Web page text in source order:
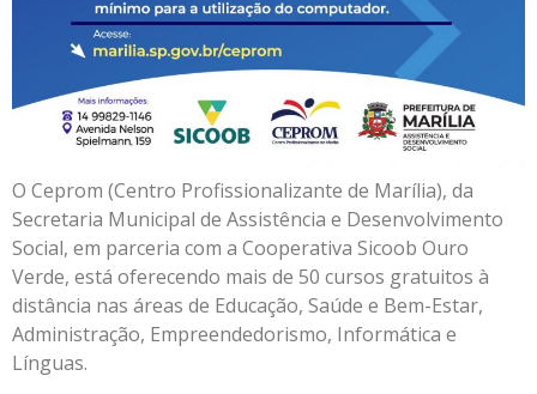
O Ceprom (Centro Profissionalizante de Marília), da
Secretaria Municipal de Assistência e Desenvolvimento
Social, em parceria com a Cooperativa Sicoob Ouro
Verde, está oferecendo mais de 50 cursos gratuitos à
distância nas áreas de Educação, Saúde e Bem-Estar,
Administração, Empreendedorismo, Informática e
Línguas.